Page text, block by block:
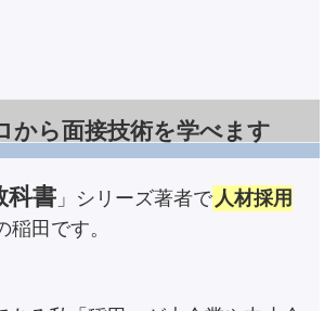
から面接技術を学べます
科書 」シリーズ著者で 人材採用
稲田です。